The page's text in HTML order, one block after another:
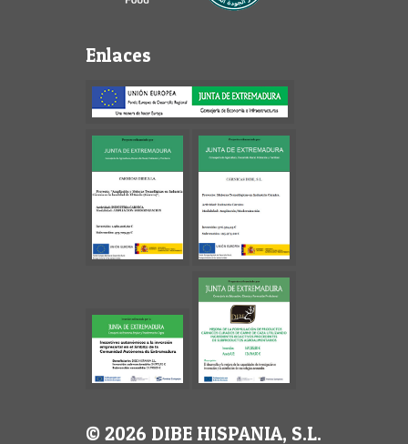
Enlaces
© 2026 DIBE HISPANIA, S.L.